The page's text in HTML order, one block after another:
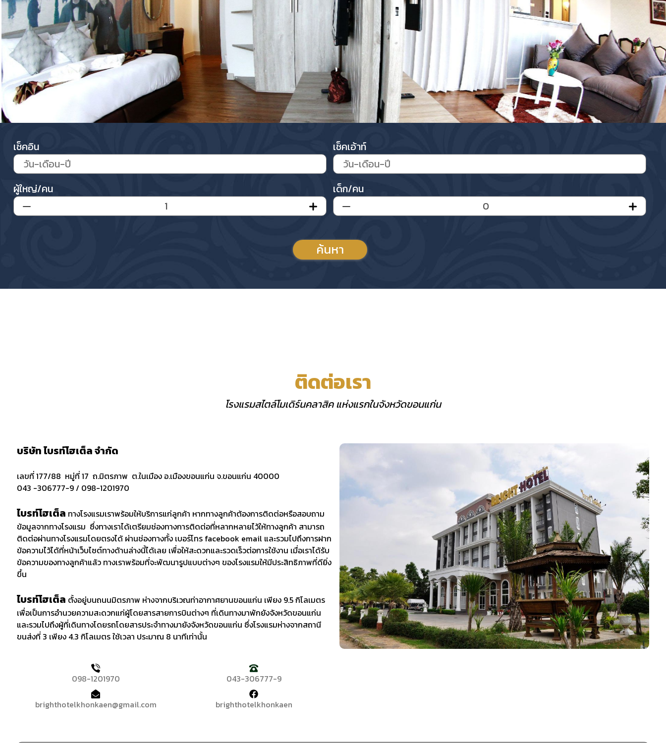
เช็คอิน เช็คเอ้าท์
ผู้ใหญ่/คน เด็ก/คน
ค้นหา
ติดต่อเรา
โรงแรมสไตล์โมเดิร์นคลาสิค แห่งแรกในจังหวัดขอนแก่น
บริษัท ไบรท์โฮเต็ล จํากัด
เลขที่ 177/88 หมู่ที่ 17 ถ.มิตรภาพ ต.ในเมือง อ.เมืองขอนแก่น จ.ขอนแก่น 40000
043 -306777-9 / 098-1201970
ไบรท์โฮเต็ล ทางโรงแรมเราพร้อมให้บริการแก่ลูกค้า หากทางลูกค้าต้องการติดต่อหรือสอบถาม
ข้อมูลจากทางโรงแรม ซึ่งทางเราได้เตรียมช่องทางการติดต่อที่หลากหลายไว้ให้ทางลูกค้า สามารถ
ติดต่อผ่านทางโรงแรมโดยตรงได้ ผ่านช่องทางทั้ง เบอร์โทร facebook email และรวมไปถึงการฝาก
ข้อความไว้ได้ที่หน้าเว็บไซต์ทางด้านล่างนี้ได้เลย เพื่อให้สะดวกและรวดเร็วต่อการใช้งาน เมื่อเราได้รับ
ข้อความของทางลูกค้าแล้ว ทางเราพร้อมที่จะพัฒนารูปแบบต่างๆ ของโรงแรมให้มีประสิทธิภาพที่ดียิ่ง
ขึ้น
ไบรท์โฮเต็ล ตั้งอยู่บนถนนมิตรภาพ ห่างจากบริเวณท่าอากาศยานขอนแก่น เพียง 9.5 กิโลเมตร
เพื่อเป็นการอำนวยความสะดวกแก่ผู้โดยสารสายการบินต่างๆ ที่เดินทางมาพักยังจังหวัดขอนแก่น
และรวมไปถึงผู้ที่เดินทางโดยรถโดยสารประจำทางมายังจังหวัดขอนแก่น ซึ่งโรงแรมห่างจากสถานี
ขนส่งที่ 3 เพียง 4.3 กิโลเมตร ใช้เวลา ประมาณ 8 นาทีเท่านั้น
098-1201970 043-306777-9
brighthotelkhonkaen@gmail.com brighthotelkhonkaen